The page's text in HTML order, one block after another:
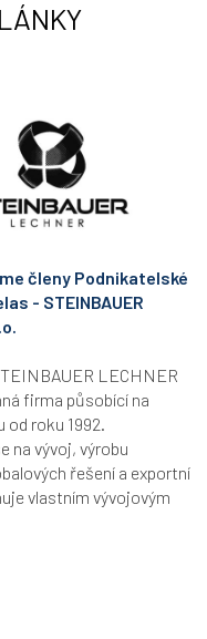
členy Podnikatelské
- STEINBAUER
LECHNER
firma působící na
roku 1992.
na vývoj, výrobu
řešení a exportní
vlastním vývojovým